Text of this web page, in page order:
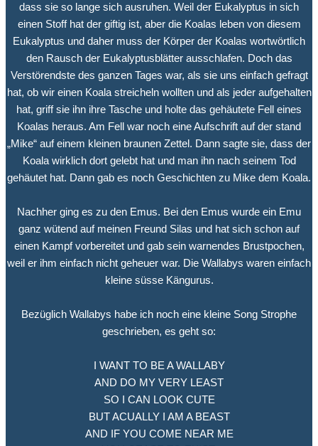
dass sie so lange sich ausruhen. Weil der Eukalyptus in sich
einen Stoff hat der giftig ist, aber die Koalas leben von diesem
Eukalyptus und daher muss der Körper der Koalas wortwörtlich
den Rausch der Eukalyptusblätter ausschlafen. Doch das
Verstörendste des ganzen Tages war, als sie uns einfach gefragt
hat, ob wir einen Koala streicheln wollten und als jeder aufgehalten
hat, griff sie ihn ihre Tasche und holte das gehäutete Fell eines
Koalas heraus. Am Fell war noch eine Aufschrift auf der stand
„Mike“ auf einem kleinen braunen Zettel. Dann sagte sie, dass der
Koala wirklich dort gelebt hat und man ihn nach seinem Tod
gehäutet hat. Dann gab es noch Geschichten zu Mike dem Koala.
Nachher ging es zu den Emus. Bei den Emus wurde ein Emu
ganz wütend auf meinen Freund Silas und hat sich schon auf
einen Kampf vorbereitet und gab sein warnendes Brustpochen,
weil er ihm einfach nicht geheuer war. Die Wallabys waren einfach
kleine süsse Kängurus.
Bezüglich Wallabys habe ich noch eine kleine Song Strophe
geschrieben, es geht so:
I WANT TO BE A WALLABY
AND DO MY VERY LEAST
SO I CAN LOOK CUTE
BUT ACUALLY I AM A BEAST
AND IF YOU COME NEAR ME